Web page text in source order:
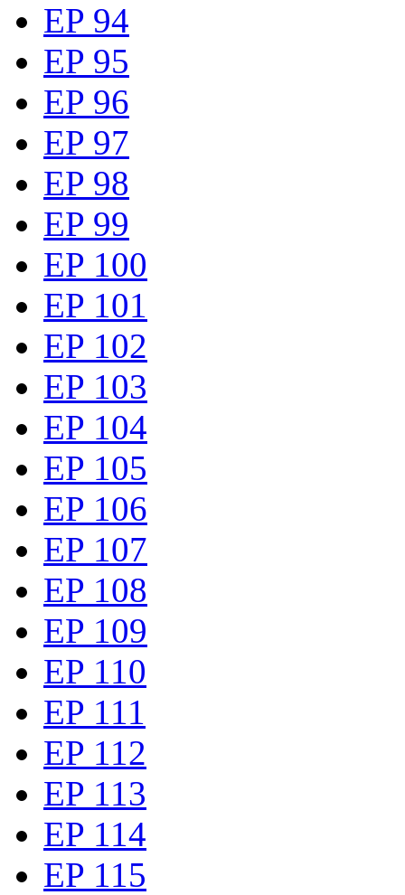
EP 94
EP 95
EP 96
EP 97
EP 98
EP 99
EP 100
EP 101
EP 102
EP 103
EP 104
EP 105
EP 106
EP 107
EP 108
EP 109
EP 110
EP 111
EP 112
EP 113
EP 114
EP 115